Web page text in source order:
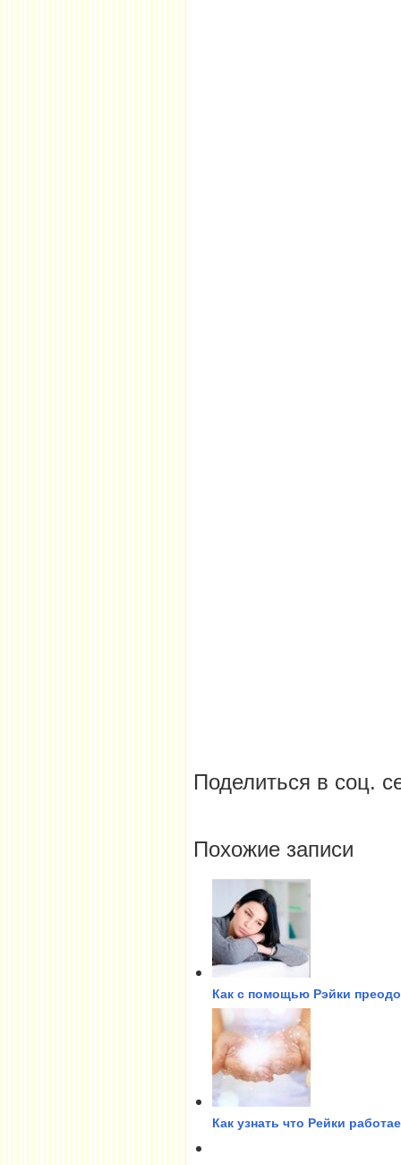
Поделиться в соц.
Похожие записи
Как с помощью Рэйки
Как узнать что Рейки